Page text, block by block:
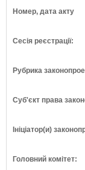
Номер, дата акту
Сесія реєстрації:
Рубрика
Суб'єкт права
Ініціатор(и)
Головний комітет: